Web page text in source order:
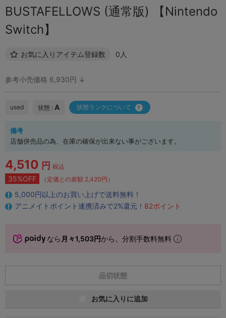
BUSTAFELLOWS (通常版) 【Nintendo
Switch】
お気に入りアイテム登録数 0人
参考小売価格 6,930円 ↓
used 状態 : A 状態ランクについて
備考
店舗併売品の為、在庫の確保が出来ない事がございます。
4,510 円 税込
35%OFF （定価との差額 2,420円）
5,000円以上のお買い上げで送料無料！
アニメイトポイント連携済みで2%還元！ 82ポイント
なら 月々1,503円から。分割手数料無料
品切状態
お気に入りに追加